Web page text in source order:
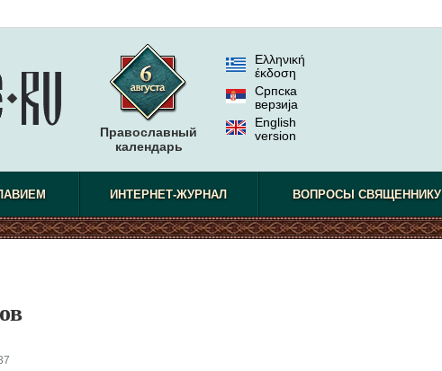
Православный
календарь
Ελληνική
έκδοση
Српска
верзиjа
English
version
ИНТЕРНЕТ-ЖУРНАЛ ВОПРОСЫ СВЯЩЕННИКУ